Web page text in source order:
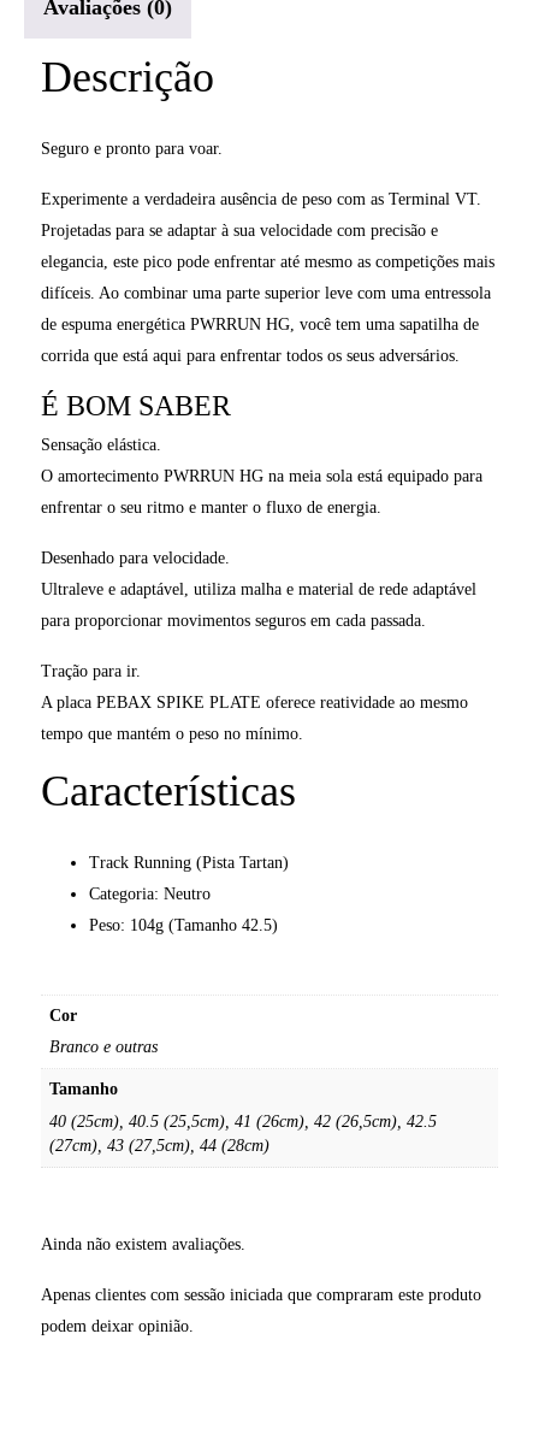
Avaliações (0)
Descrição
Seguro e pronto para voar.
Experimente a verdadeira ausência de peso com as Terminal VT.
Projetadas para se adaptar à sua velocidade com precisão e
elegancia, este pico pode enfrentar até mesmo as competições mais
difíceis. Ao combinar uma parte superior leve com uma entressola
de espuma energética PWRRUN HG, você tem uma sapatilha de
corrida que está aqui para enfrentar todos os seus adversários.
É BOM SABER
Sensação elástica.
O amortecimento PWRRUN HG na meia sola está equipado para
enfrentar o seu ritmo e manter o fluxo de energia.
Desenhado para velocidade.
Ultraleve e adaptável, utiliza malha e material de rede adaptável
para proporcionar movimentos seguros em cada passada.
Tração para ir.
A placa PEBAX SPIKE PLATE oferece reatividade ao mesmo
tempo que mantém o peso no mínimo.
Características
Track Running (Pista Tartan)
Categoria: Neutro
Peso: 104g (Tamanho 42.5)
Cor
Branco e outras
Tamanho
40 (25cm), 40.5 (25,5cm), 41 (26cm), 42 (26,5cm), 42.5
(27cm), 43 (27,5cm), 44 (28cm)
Ainda não existem avaliações.
Apenas clientes com sessão iniciada que compraram este produto
podem deixar opinião.